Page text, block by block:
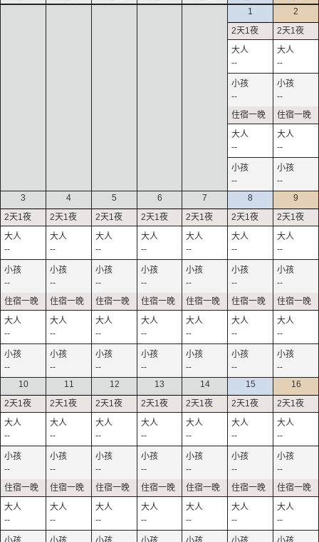
1
--
--
--
--
2
--
--
--
--
3
--
--
--
--
4
--
--
--
--
5
--
--
--
--
6
--
--
--
--
7
--
--
--
--
8
--
--
--
--
9
--
--
--
--
10
--
--
--
11
--
--
--
12
--
--
--
13
--
--
--
14
--
--
--
15
--
--
--
16
--
--
--